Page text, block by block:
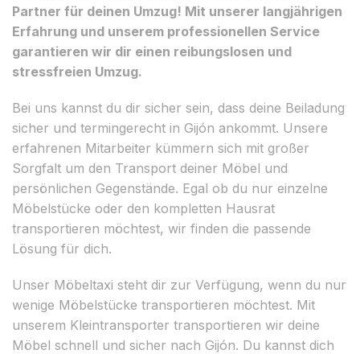
Partner für deinen Umzug! Mit unserer langjährigen
Erfahrung und unserem professionellen Service
garantieren wir dir einen reibungslosen und
stressfreien Umzug.
Bei uns kannst du dir sicher sein, dass deine Beiladung
sicher und termingerecht in Gijón ankommt. Unsere
erfahrenen Mitarbeiter kümmern sich mit großer
Sorgfalt um den Transport deiner Möbel und
persönlichen Gegenstände. Egal ob du nur einzelne
Möbelstücke oder den kompletten Hausrat
transportieren möchtest, wir finden die passende
Lösung für dich.
Unser Möbeltaxi steht dir zur Verfügung, wenn du nur
wenige Möbelstücke transportieren möchtest. Mit
unserem Kleintransporter transportieren wir deine
Möbel schnell und sicher nach Gijón. Du kannst dich